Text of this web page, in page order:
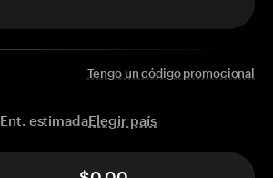
Tengo un código promocional
Ent. estimadaElegir país